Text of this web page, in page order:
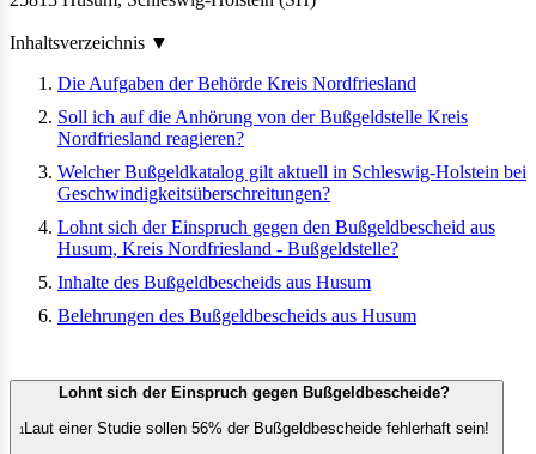
Inhaltsverzeichnis ▼
Die Aufgaben der Behörde Kreis Nordfriesland
Soll ich auf die Anhörung von der Bußgeldstelle Kreis
Nordfriesland reagieren?
Welcher Bußgeldkatalog gilt aktuell in Schleswig-Holstein bei
Geschwindigkeitsüberschreitungen?
Lohnt sich der Einspruch gegen den Bußgeldbescheid aus
Husum, Kreis Nordfriesland - Bußgeldstelle?
Inhalte des Bußgeldbescheids aus Husum
Belehrungen des Bußgeldbescheids aus Husum
Lohnt sich der Einspruch gegen Bußgeldbescheide?
1 Laut einer Studie sollen 56% der Bußgeldbescheide fehlerhaft sein!